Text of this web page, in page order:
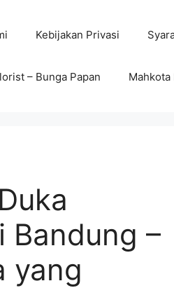
Kebijakan Privasi
– Bunga Papan
Bandung –
yang